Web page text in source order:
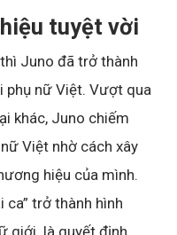
tuyệt vời
Juno đã trở thành
phụ nữ Việt. Vượt qua
khác, Juno chiếm
Việt nhờ cách xây
hiệu của mình.
trở thành hình
giới là quyết định